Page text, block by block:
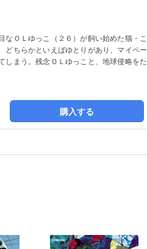
ＯＬゆっこ（２６）が飼い始めた猫・こ
ちらかといえばゆとりがあり、マイペー
しまう。残念ＯＬゆっこと、地球侵略をた
購入する